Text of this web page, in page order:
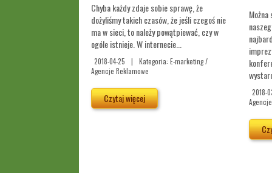
Chyba każdy zdaje sobie sprawę, że
dożyliśmy takich czasów, że jeśli czegoś nie
ma w sieci, to należy powątpiewać, czy w
ogóle istnieje. W internecie...
2018-04-25 |
Kategoria: E-marketing /
Agencje Reklamowe
Czytaj więcej
2018-